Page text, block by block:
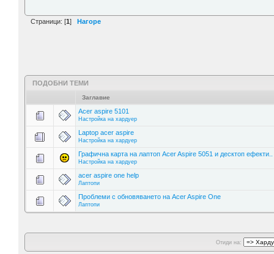
Страници: [1] Нагоре
ПОДОБНИ ТЕМИ
Заглавие
Acer aspire 5101
Настройка на хардуер
Laptop acer aspire
Настройка на хардуер
Графична карта на лаптоп Acer Aspire 5051 и десктоп ефекти..
Настройка на хардуер
acer aspire one help
Лаптопи
Проблеми с обновяването на Acer Aspire One
Лаптопи
Отиди на: